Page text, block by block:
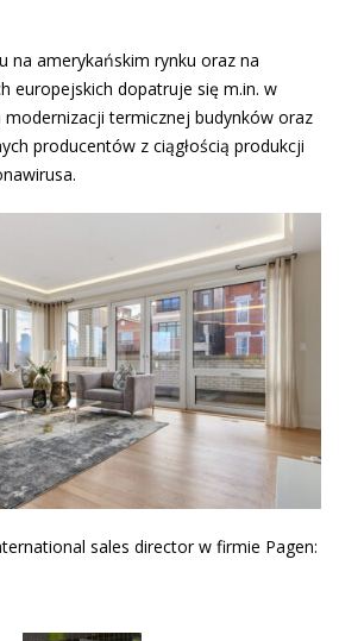
na amerykańskim rynku oraz na
europejskich dopatruje się m.in. w
termicznej budynków oraz
producentów z ciągłością produkcji
sales director w firmie Pagen: